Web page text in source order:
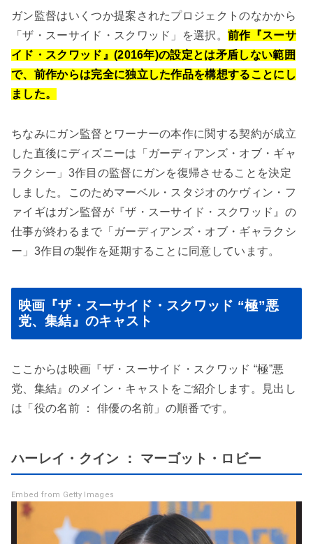
ガン監督はいくつか提案されたプロジェクトのなかから
「ザ・スーサイド・スクワッド」を選択。前作『スーサ
イド・スクワッド』(2016年)の設定とは矛盾しない範囲
で、前作からは完全に独立した作品を構想することにし
ました。
ちなみにガン監督とワーナーの本作に関する契約が成立
した直後にディズニーは「ガーディアンズ・オブ・ギャ
ラクシー」3作目の監督にガンを復帰させることを決定
しました。このためマーベル・スタジオのケヴィン・フ
ァイギはガン監督が『ザ・スーサイド・スクワッド』の
仕事が終わるまで「ガーディアンズ・オブ・ギャラクシ
ー」3作目の製作を延期することに同意しています。
映画『ザ・スーサイド・スクワッド “極”悪
党、集結』のキャスト
ここからは映画『ザ・スーサイド・スクワッド “極”悪
党、集結』のメイン・キャストをご紹介します。見出し
は「役の名前 ： 俳優の名前」の順番です。
ハーレイ・クイン ： マーゴット・ロビー
Embed from Getty Images